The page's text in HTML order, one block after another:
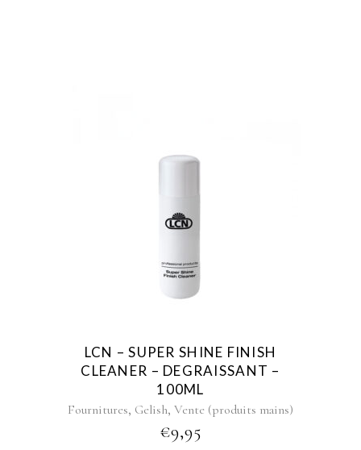
LCN – SUPER SHINE FINISH
CLEANER – DEGRAISSANT –
100ML
Fournitures, Gelish, Vente (produits mains)
€9,95